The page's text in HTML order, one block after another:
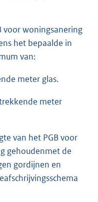
voor woningsanering
het bepaalde in
van:
meter glas.
meter
van het PGB voor
gehoudenmet de
gordijnen en